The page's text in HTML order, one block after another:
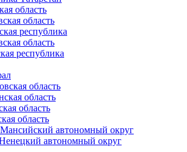
область
область
республика
область
республика
область
область
область
область
автономный округ
автономный округ